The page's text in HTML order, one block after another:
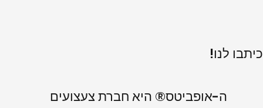
כיתבו לנו!
ה-אופביטס® היא חברת צעצועים